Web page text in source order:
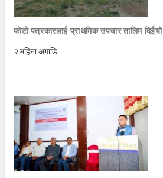
फोटो पत्रकारलाई प्राथमिक उपचार तालिम दिईयो
२ महिना अगाडि